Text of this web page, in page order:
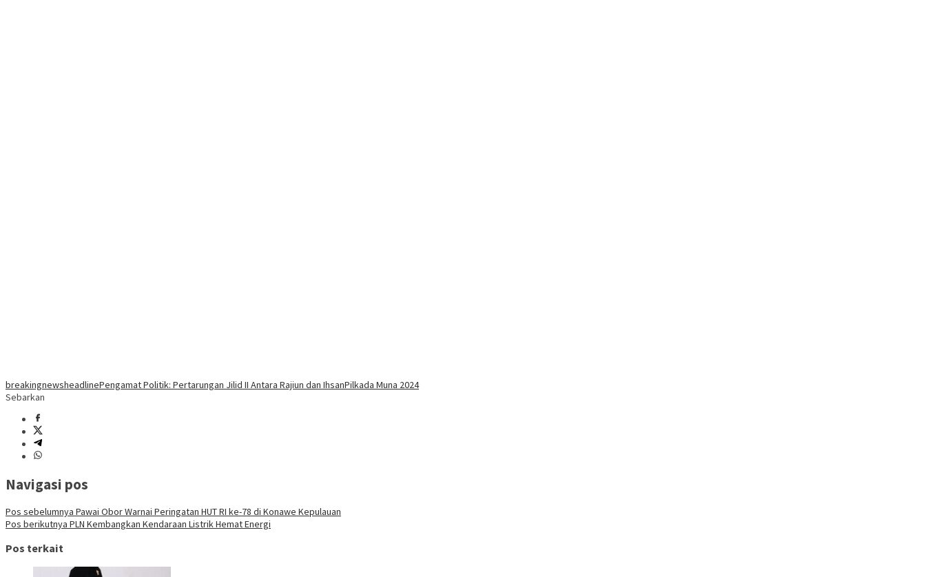
breakingnewsheadlinePengamat Politik: Pertarungan Jilid II Antara Rajiun dan IhsanPilkada Muna 2024
Sebarkan
Navigasi pos
Pos sebelumnya Pawai Obor Warnai Peringatan HUT RI ke-78 di Konawe Kepulauan
Pos berikutnya PLN Kembangkan Kendaraan Listrik Hemat Energi
Pos terkait